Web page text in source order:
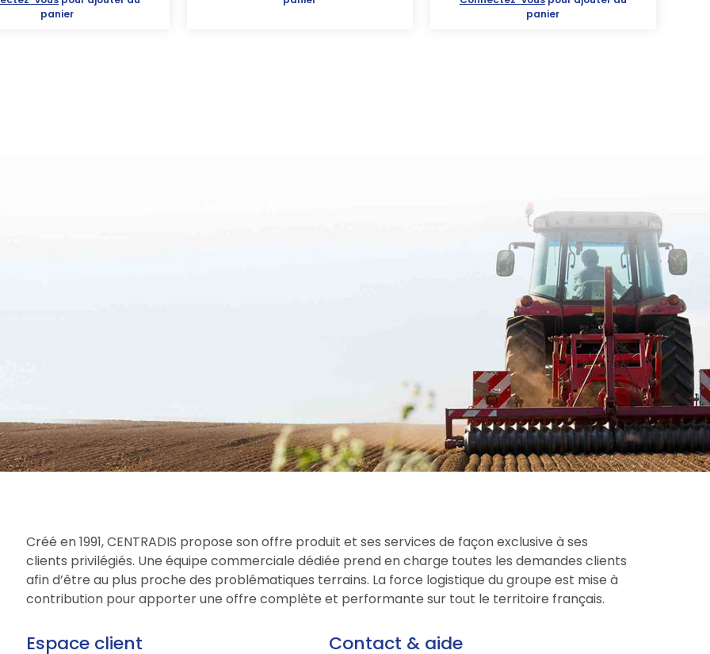
panier
panier
Créé en 1991, CENTRADIS propose son offre produit et ses services de façon exclusive à ses
clients privilégiés. Une équipe commerciale dédiée prend en charge toutes les demandes clients
afin d’être au plus proche des problématiques terrains. La force logistique du groupe est mise à
contribution pour apporter une offre complète et performante sur tout le territoire français.
Espace client Contact & aide